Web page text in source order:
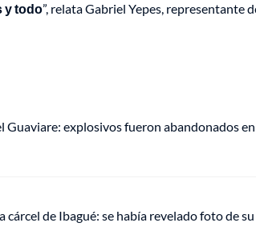
y todo”, relata Gabriel Yepes, representante
Guaviare: explosivos fueron abandonados
cárcel de Ibagué: se había revelado foto de